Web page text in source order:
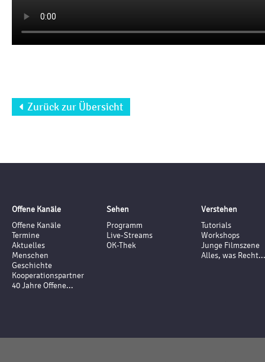
Zurück zur Übersicht
Offene Kanäle
Offene Kanäle
Termine
Aktuelles
Menschen
Geschichte
Kooperationspartner
40 Jahre Offene...
Sehen
Programm
Live-Streams
OK-Thek
Verstehen
Tutorials
Workshops
Junge Filmszene
Alles, was Recht...